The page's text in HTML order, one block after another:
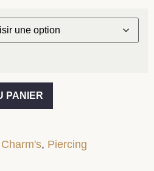
PANIER
Charm's, Piercing